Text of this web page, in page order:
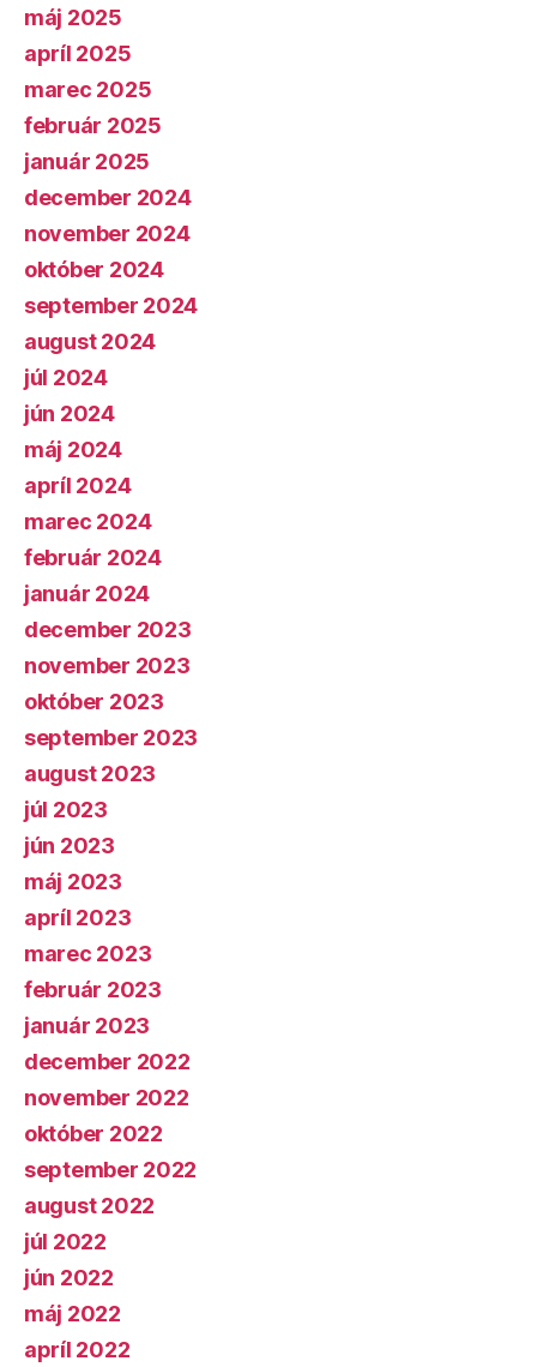
máj 2025
apríl 2025
marec 2025
február 2025
január 2025
december 2024
november 2024
október 2024
september 2024
august 2024
júl 2024
jún 2024
máj 2024
apríl 2024
marec 2024
február 2024
január 2024
december 2023
november 2023
október 2023
september 2023
august 2023
júl 2023
jún 2023
máj 2023
apríl 2023
marec 2023
február 2023
január 2023
december 2022
november 2022
október 2022
september 2022
august 2022
júl 2022
jún 2022
máj 2022
apríl 2022